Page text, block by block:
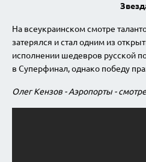
На всеукраинском смотре
затерялся и стал одним из
исполнении шедевров русской
в Суперфинал, однако победу
Олег Кензов - Аэропорты -